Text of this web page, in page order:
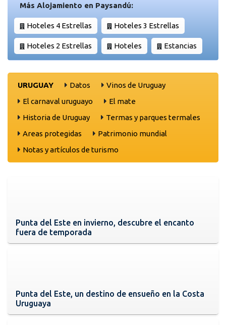
Más Alojamiento en Paysandú:
Hoteles 4 Estrellas Hoteles 3 Estrellas
Hoteles 2 Estrellas Hoteles Estancias
URUGUAY Datos
Vinos de Uruguay
El carnaval uruguayo
El mate
Historia de Uruguay
Termas y parques termales
Areas protegidas
Patrimonio mundial
Notas y artículos de turismo
Punta del Este en invierno, descubre el encanto
fuera de temporada
Punta del Este, un destino de ensueño en la Costa
Uruguaya